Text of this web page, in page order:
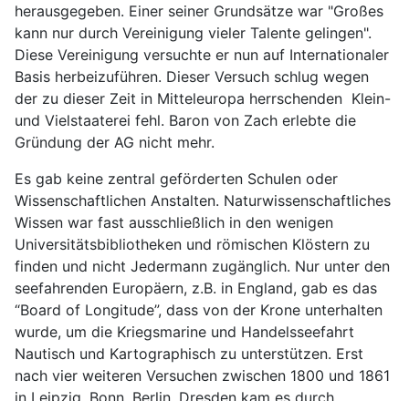
herausgegeben. Einer seiner Grundsätze war "Großes
kann nur durch Vereinigung vieler Talente gelingen".
Diese Vereinigung versuchte er nun auf Internationaler
Basis herbeizuführen. Dieser Versuch schlug wegen
der zu dieser Zeit in Mitteleuropa herrschenden Klein-
und Vielstaaterei fehl. Baron von Zach erlebte die
Gründung der AG nicht mehr.
Es gab keine zentral geförderten Schulen oder
Wissenschaftlichen Anstalten. Naturwissenschaftliches
Wissen war fast ausschließlich in den wenigen
Universitätsbibliotheken und römischen Klöstern zu
finden und nicht Jedermann zugänglich. Nur unter den
seefahrenden Europäern, z.B. in England, gab es das
“Board of Longitude”, dass von der Krone unterhalten
wurde, um die Kriegsmarine und Handelsseefahrt
Nautisch und Kartographisch zu unterstützen. Erst
nach vier weiteren Versuchen zwischen 1800 und 1861
in Leipzig, Bonn, Berlin, Dresden kam es durch